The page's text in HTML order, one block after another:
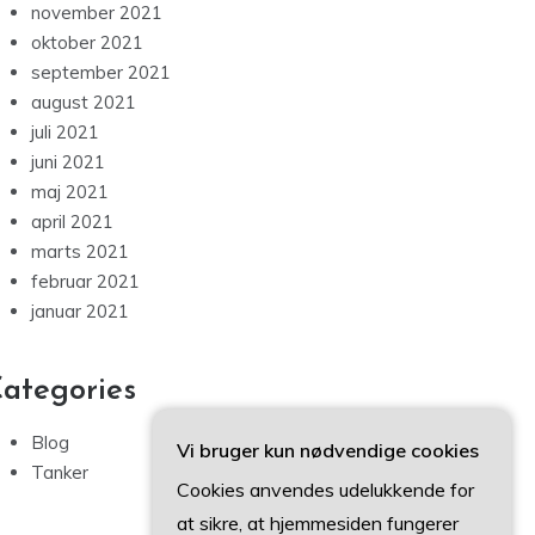
november 2021
oktober 2021
september 2021
august 2021
juli 2021
juni 2021
maj 2021
april 2021
marts 2021
februar 2021
januar 2021
Blog
Tanker
Vi bruger kun nødvendige cookies
Cookies anvendes udelukkende for
at sikre, at hjemmesiden fungerer